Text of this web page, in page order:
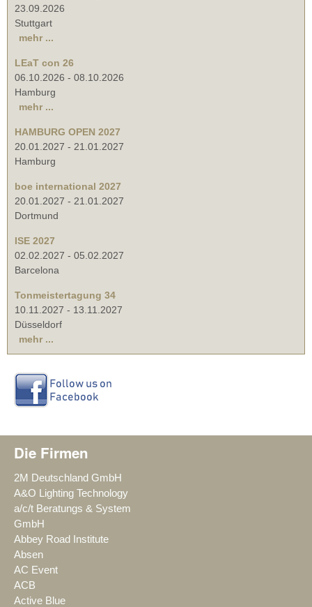
23.09.2026
Stuttgart
mehr ...
LEaT con 26
06.10.2026 - 08.10.2026
Hamburg
mehr ...
HAMBURG OPEN 2027
20.01.2027 - 21.01.2027
Hamburg
boe international 2027
20.01.2027 - 21.01.2027
Dortmund
ISE 2027
02.02.2027 - 05.02.2027
Barcelona
Tonmeistertagung 34
10.11.2027 - 13.11.2027
Düsseldorf
mehr ...
Die Firmen
2M Deutschland GmbH
A&O Lighting Technology
a/c/t Beratungs & System
GmbH
Abbey Road Institute
Absen
AC Event
ACB
Active Blue